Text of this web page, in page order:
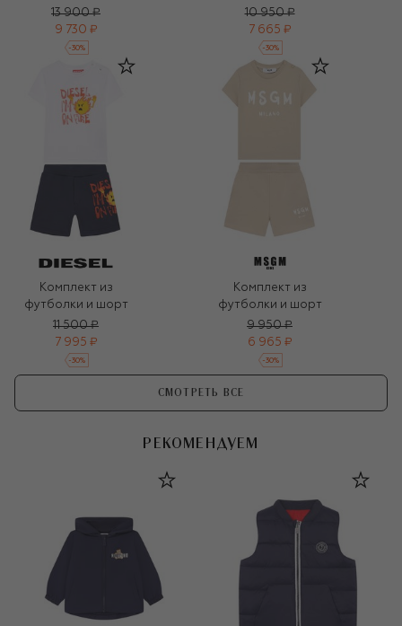
13 900 ₽
9 730 ₽
-30%
10 950 ₽
7 665 ₽
-30%
Комплект из
футболки и шорт
11 500 ₽
7 995 ₽
-30%
Комплект из
футболки и шорт
9 950 ₽
6 965 ₽
-30%
СМОТРЕТЬ ВСЕ
РЕКОМЕНДУЕМ